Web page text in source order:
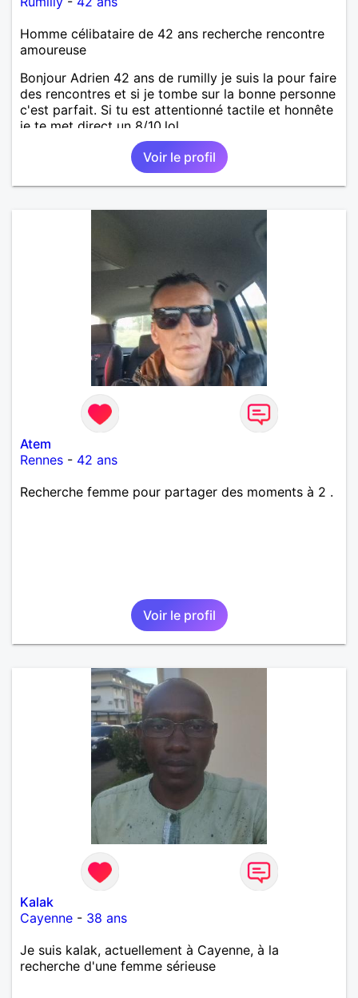
Homme célibataire de 42 ans recherche rencontre
amoureuse
Bonjour Adrien 42 ans de rumilly je suis la pour faire
des rencontres et si je tombe sur la bonne personne
c'est parfait. Si tu est attentionné tactile et honnête
je te met direct un 8/10.lol
Voir le profil
Atem
Rennes - 42 ans
Recherche femme pour partager des moments à 2 .
Voir le profil
Kalak
Cayenne - 38 ans
Je suis kalak, actuellement à Cayenne, à la
recherche d'une femme sérieuse